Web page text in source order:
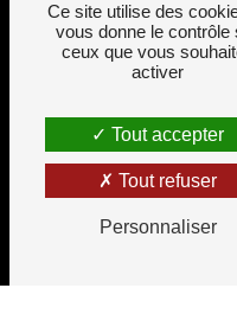
d'AMC
Ce site utilise des
vous donne le contrôle
ceux que vous
activer
Tout accepter
Tout refuser
Personnaliser